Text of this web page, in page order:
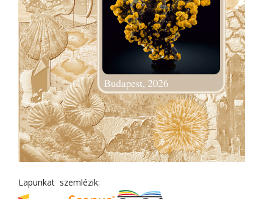
Lapunkat szemlézik: